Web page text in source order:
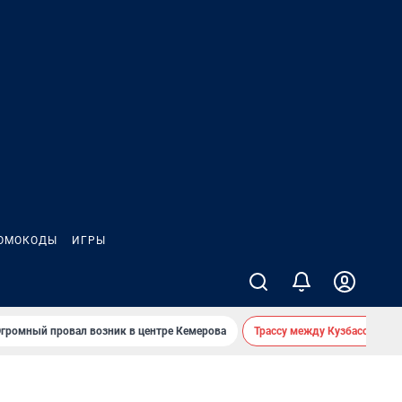
ИГРЫ
провал возник в центре Кемерова Трассу между Кузбассом и